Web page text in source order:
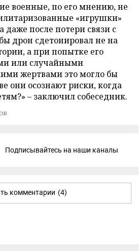
военные, по его мнению, не
«игрушки»
даже после потери связи с
дрон сдетонировал не на
а при попытке его
или случайными
жертвами это могло бы
они осознают риски, когда
– заключил собеседник.
Подписывайтесь на наши каналы
комментарии (4)